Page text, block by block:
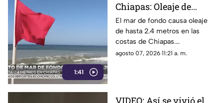
1:41
Chiapas: Oleaje de
hasta 2.4 metros alerta
a las costas del estado
El mar de fondo causa oleaje
de hasta 2.4 metros en las
costas de Chiapas.
Autoridades reportan 9
agosto 07, 2026 11:21 a. m.
VIDEO: Así se vivió el